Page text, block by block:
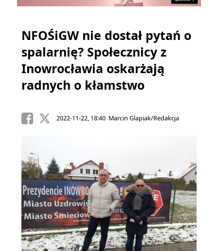
NFOŚiGW nie dostał pytań o
spalarnię? Społecznicy z
Inowrocławia oskarżają
radnych o kłamstwo
2022-11-22, 18:40 Marcin Glapiak/Redakcja